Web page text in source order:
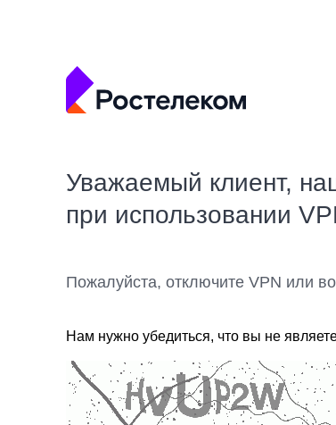
Уважаемый клиент,
при использовании
Пожалуйста, отключите VPN или
Нам нужно убедиться, что вы не